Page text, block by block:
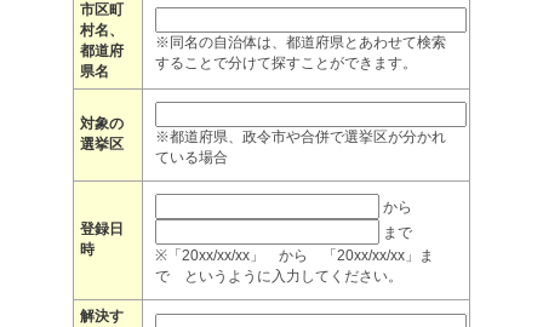
市区町
村名、
都道府
県名
※同名の自治体は、都道府県とあわせて検索
することで分けて探すことができます。
対象の
選挙区
※都道府県、政令市や合併で選挙区が分かれ
ている場合
登録日
時
から
まで
※「20xx/xx/xx」 から 「20xx/xx/xx」ま
で というように入力してください。
解決す